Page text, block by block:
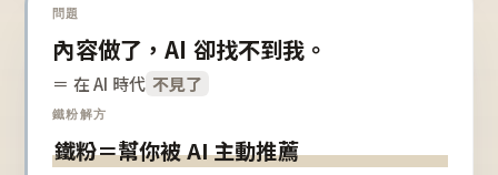
問題
內容做了，AI 卻找不到我。
＝ 在 AI 時代 不見了
鐵粉解方
鐵粉＝幫你被 AI 主動推薦